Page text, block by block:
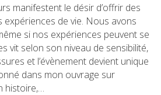
manifestent le désir d’offrir des
de vie. Nous avons
si nos expériences peuvent se
vit selon son niveau de sensibilité,
et l’évènement devient unique
dans mon ouvrage sur
histoire,…